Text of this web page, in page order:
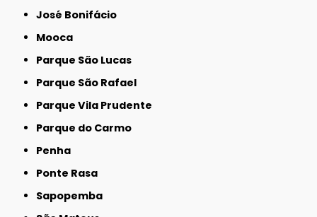
José Bonifácio
Mooca
Parque São Lucas
Parque São Rafael
Parque Vila Prudente
Parque do Carmo
Penha
Ponte Rasa
Sapopemba